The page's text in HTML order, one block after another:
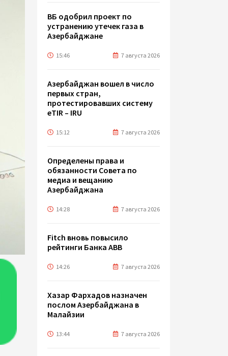
ВБ одобрил проект по
устранению утечек газа в
Азербайджане
15:46 7 августа 2026
Азербайджан вошел в число
первых стран,
протестировавших систему
eTIR – IRU
15:12 7 августа 2026
Определены права и
обязанности Совета по
медиа и вещанию
Азербайджана
14:28 7 августа 2026
Fitch вновь повысило
рейтинги Банка ABB
14:26 7 августа 2026
Хазар Фархадов назначен
послом Азербайджана в
Малайзии
13:44 7 августа 2026